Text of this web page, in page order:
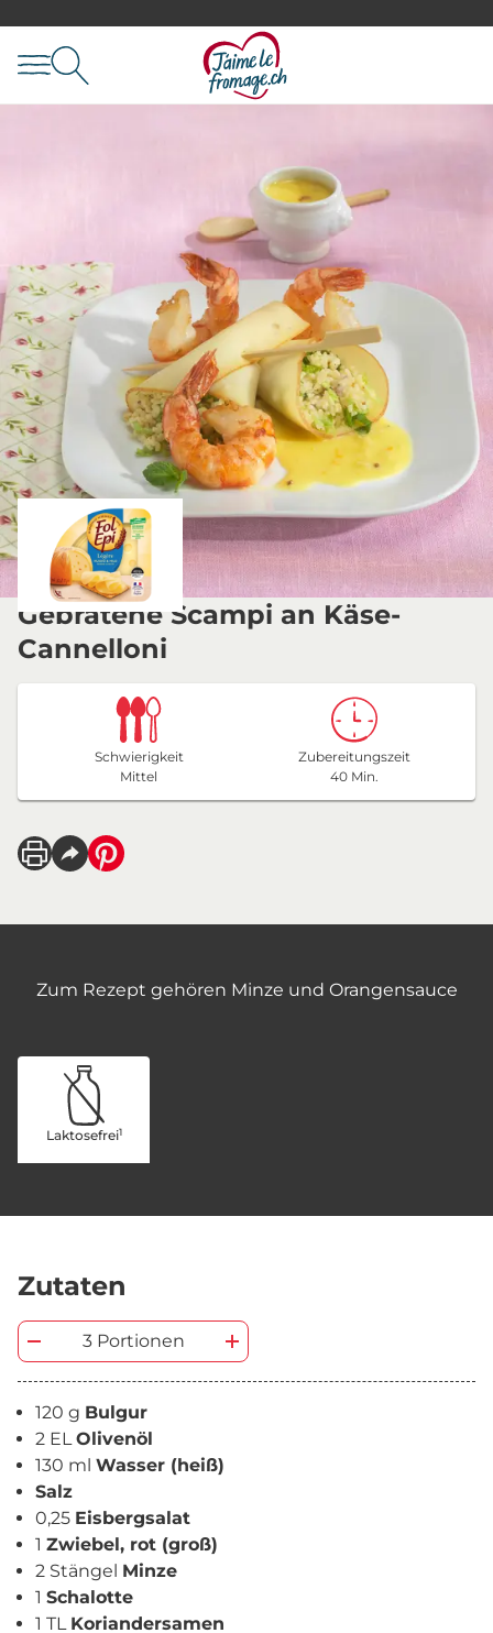
Gebratene Scampi an Käse-
Cannelloni
Schwierigkeit
Mittel
Zubereitungszeit
40 Min.
Zum Rezept gehören Minze und Orangensauce
Laktosefrei1
Zutaten
3 Portionen
120 g Bulgur
2 ELOlivenöl
130 ml Wasser (heiß)
Salz
0,25 Eisbergsalat
1 Zwiebel, rot (groß)
2 Stängel Minze
1 Schalotte
1 TL Koriandersamen